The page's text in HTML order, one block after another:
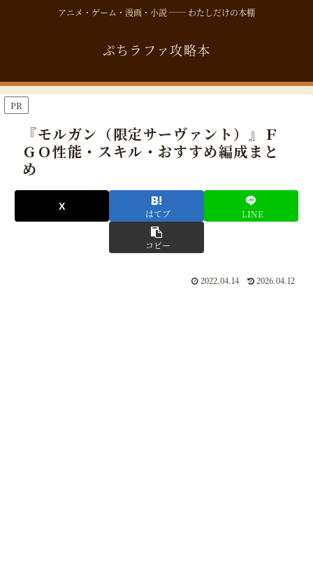
アニメ・ゲーム・漫画・小説 ── わたしだけの本棚
ぷちラファ攻略本
PR
『モルガン（限定サーヴァント）』Ｆ
ＧＯ性能・スキル・おすすめ編成まと
め
はてブ LINE
コピー
2022.04.14 2026.04.12